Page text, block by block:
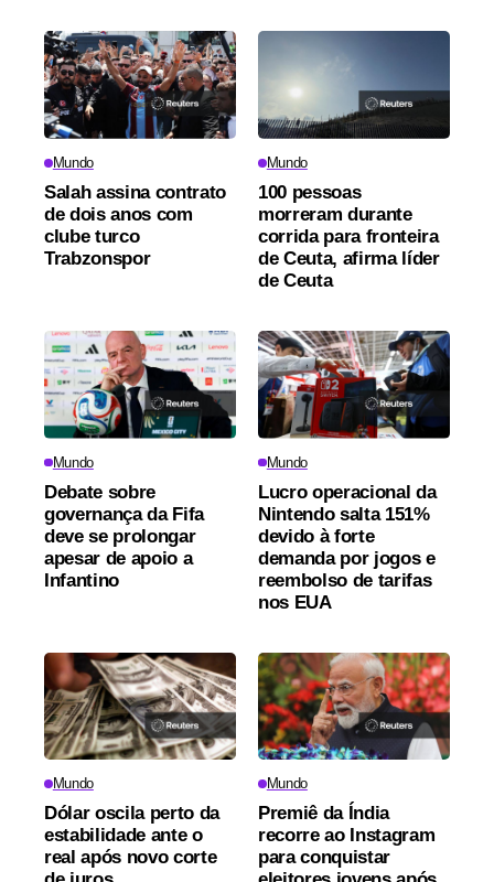
Mundo
Salah assina contrato
de dois anos com
clube turco
Trabzonspor
Mundo
100 pessoas
morreram durante
corrida para fronteira
de Ceuta, afirma líder
de Ceuta
Mundo
Debate sobre
governança da Fifa
deve se prolongar
apesar de apoio a
Infantino
Mundo
Lucro operacional da
Nintendo salta 151%
devido à forte
demanda por jogos e
reembolso de tarifas
nos EUA
Mundo
Dólar oscila perto da
estabilidade ante o
real após novo corte
Mundo
Premiê da Índia
recorre ao Instagram
para conquistar